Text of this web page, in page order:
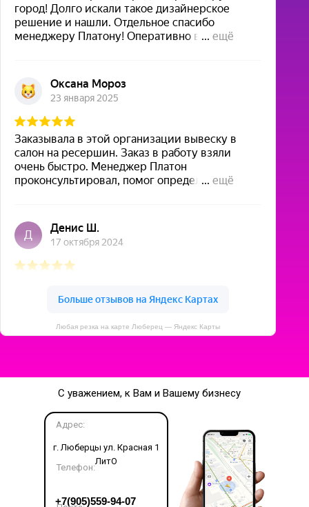
Любая резка на карте Люберец — Яндекс Карты
С уважением, к Вам и Вашему бизнесу
Адрес:
г. Люберцы ул. Красная 1
ЛитО
Телефон:
+7(905)559-94-07